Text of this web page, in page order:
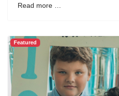
Read more …
Featured